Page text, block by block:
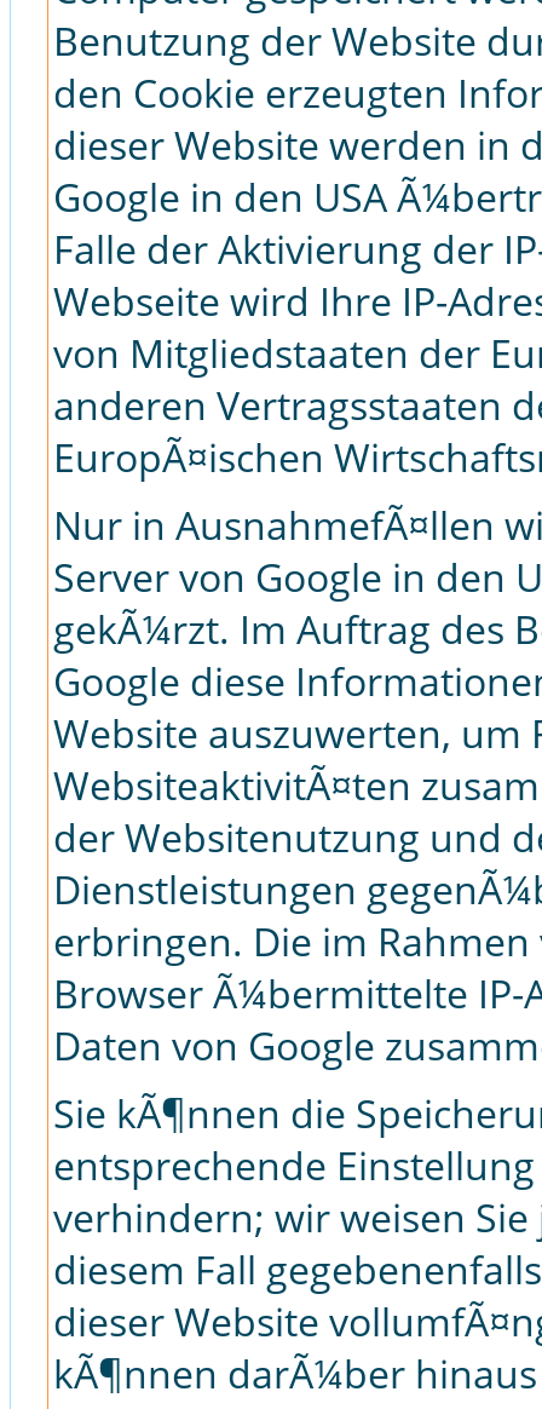
Benutzung der Website
den Cookie erzeugten
dieser Website werden in
Google in den USA
Falle der Aktivierung der
Webseite wird Ihre IP-
von Mitgliedstaaten der
anderen Vertragsstaaten
EuropÃ¤ischen
Nur in AusnahmefÃ¤llen
Server von Google in den
gekÃ¼rzt. Im Auftrag des
Google diese
Website auszuwerten, um
WebsiteaktivitÃ¤ten
der Websitenutzung und
Dienstleistungen
erbringen. Die im
Browser Ã¼bermittelte
Daten von Google
Sie kÃ¶nnen die
entsprechende
verhindern; wir weisen
diesem Fall
dieser Website
kÃ¶nnen darÃ¼ber